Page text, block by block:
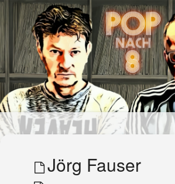
Jörg Fauser